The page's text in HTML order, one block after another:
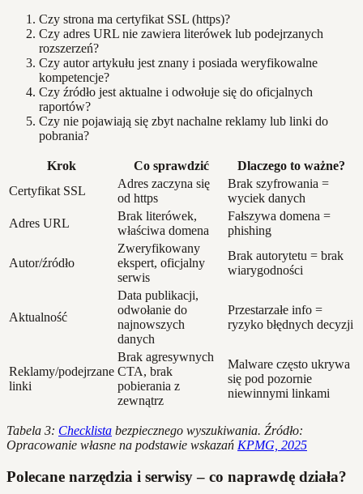
Czy strona ma certyfikat SSL (https)?
Czy adres URL nie zawiera literówek lub podejrzanych
rozszerzeń?
Czy autor artykułu jest znany i posiada weryfikowalne
kompetencje?
Czy źródło jest aktualne i odwołuje się do oficjalnych
raportów?
Czy nie pojawiają się zbyt nachalne reklamy lub linki do
pobrania?
Krok Co sprawdzić
Dlaczego to ważne?
Certyfikat SSL
Adres zaczyna się
od https
Brak szyfrowania =
wyciek danych
Adres URL
Brak literówek,
właściwa domena
Fałszywa domena =
phishing
Autor/źródło
Zweryfikowany
ekspert, oficjalny
serwis
Brak autorytetu = brak
wiarygodności
Aktualność
Data publikacji,
odwołanie do
najnowszych
danych
Przestarzałe info =
ryzyko błędnych decyzji
Reklamy/podejrzane
linki
Brak agresywnych
CTA, brak
pobierania z
zewnątrz
Malware często ukrywa
się pod pozornie
niewinnymi linkami
Tabela 3: Checklista bezpiecznego wyszukiwania. Źródło:
Opracowanie własne na podstawie wskazań KPMG, 2025
Polecane narzędzia i serwisy – co naprawdę działa?